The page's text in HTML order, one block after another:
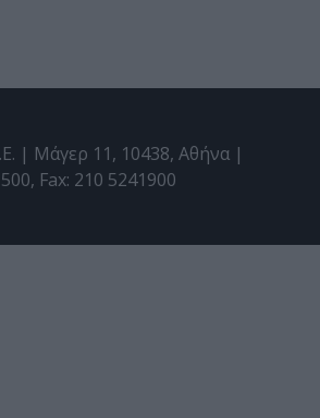
| Μάγερ 11, 10438, Αθήνα |
Fax: 210 5241900